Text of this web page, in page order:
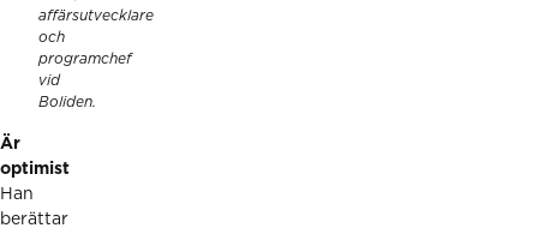
affärsutvecklare
och
programchef
vid
Boliden.
Är
optimist
Han
berättar